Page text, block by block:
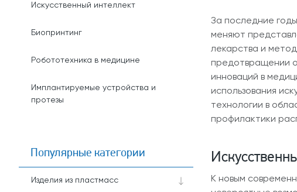
Искусственный интеллект
Биопринтинг
Робототехника в медицине
Имплантируемые устройства и
протезы
Популярные категории
Изделия из пластмасс
За последние
меняют
лекарства и
предотвращении
инноваций в
использования
технологии в
профилактики
К новым